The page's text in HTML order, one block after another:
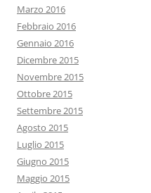
Marzo 2016
Febbraio 2016
Gennaio 2016
Dicembre 2015
Novembre 2015
Ottobre 2015
Settembre 2015
Agosto 2015
Luglio 2015
Giugno 2015
Maggio 2015